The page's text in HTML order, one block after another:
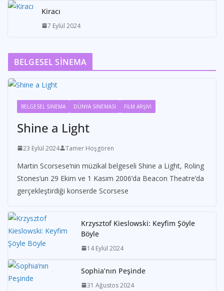
Kiracı
7 Eylül 2024
BELGESEL SİNEMA
BELGESEL SİNEMA DÜNYA SİNEMASI FİLM ARŞİVİ
Shine a Light
23 Eylül 2024 Tamer Hoşgören
Martin Scorsese‘nin müzikal belgeseli Shine a Light, Roling
Stones‘un 29 Ekim ve 1 Kasım 2006’da Beacon Theatre’da
gerçekleştirdiği konserde Scorsese
Krzysztof Kieslowski: Keyfim Şöyle
Böyle
14 Eylül 2024
Sophia’nın Peşinde
31 Ağustos 2024